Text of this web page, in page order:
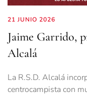
21 JUNIO 2026
Jaime Garrido,
Alcalá
La R.S.D. Alcalá
centrocampista con